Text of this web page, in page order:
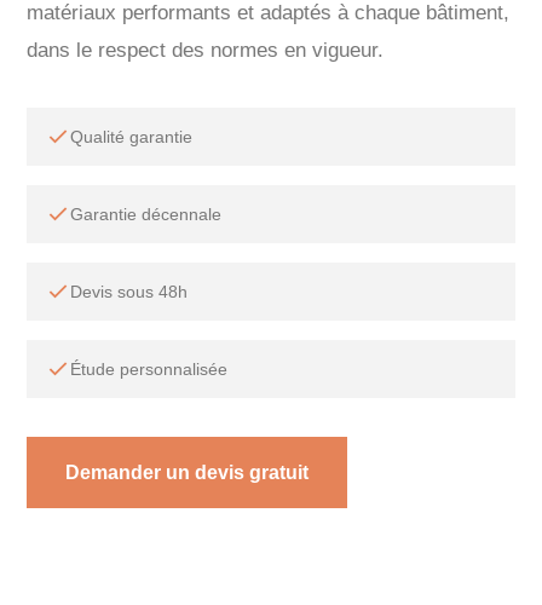
matériaux performants et adaptés à chaque bâtiment,
dans le respect des normes en vigueur.
Qualité garantie
Garantie décennale
Devis sous 48h
Étude personnalisée
Demander un devis gratuit